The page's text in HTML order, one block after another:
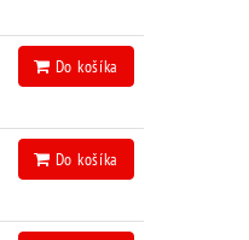
Do košíka
Do košíka